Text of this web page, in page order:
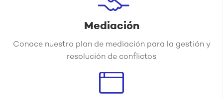
Mediación
Conoce nuestro plan de mediación para la gestión y
resolución de conflictos